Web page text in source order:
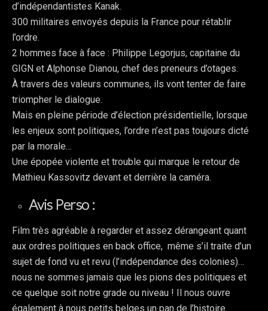
d’indépendantistes Kanak.
300 militaires envoyés depuis la France pour rétablir
l’ordre.
2 hommes face à face : Philippe Legorjus, capitaine du
GIGN et Alphonse Dianou, chef des preneurs d’otages.
À travers des valeurs communes, ils vont tenter de faire
triompher le dialogue.
Mais en pleine période d’élection présidentielle, lorsque
les enjeux sont politiques, l’ordre n’est pas toujours dicté
par la morale…
Une épopée violente et trouble qui marque le retour de
Mathieu Kassovitz devant et derrière la caméra.
Avis Perso :
Film très agréable à regarder et assez dérangeant quant
aux ordres politiques en back office, même s’il traite d’un
sujet de fond vu et revu (l’indépendance des colonies)…
nous ne sommes jamais que les pions des politiques et
ce quelque soit notre grade ou niveau ! Il nous ouvre
également à nous petits belges un pan de l’histoire